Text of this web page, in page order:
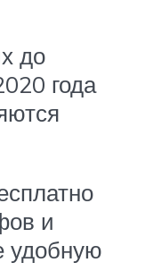
до
года
и
удобную